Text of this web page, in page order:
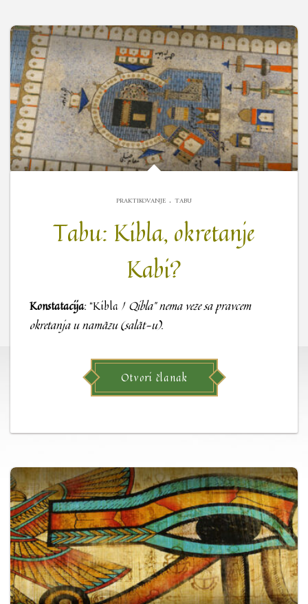
PRAKTIKOVANJE . TABU
Tabu: Kibla, okretanje
Kabi?
Konstatacija: “Kibla / Qibla” nema veze sa pravcem
okretanja u namãzu (salãt-u).
Otvori članak